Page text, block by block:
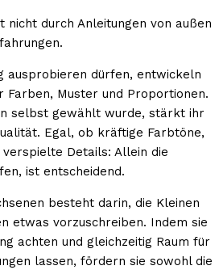
durch Anleitungen von außen
ausprobieren dürfen, entwickeln
Farben, Muster und Proportionen.
selbst gewählt wurde, stärkt ihr
Egal, ob kräftige Farbtöne,
Details: Allein die
ist entscheidend.
besteht darin, die Kleinen
etwas vorzuschreiben. Indem sie
achten und gleichzeitig Raum für
lassen, fördern sie sowohl die